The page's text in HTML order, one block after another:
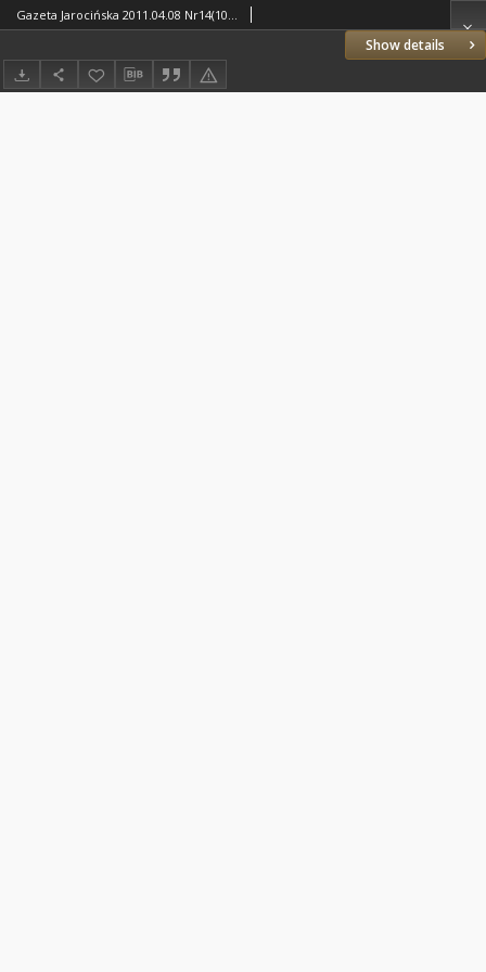
Show details
Gazeta Jarocińska 2011.04.08 Nr14(1069)